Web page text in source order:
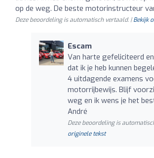
op de weg. De beste motorinstructeur
Deze beoordeling is automatisch vertaald. |Bekijk
Escam
Van harte gefeliciteerd
dat ik je heb kunnen
4 uitdagende examens
motorrijbewijs. Blijf
weg en ik wens je het
André
Deze beoordeling is
originele tekst